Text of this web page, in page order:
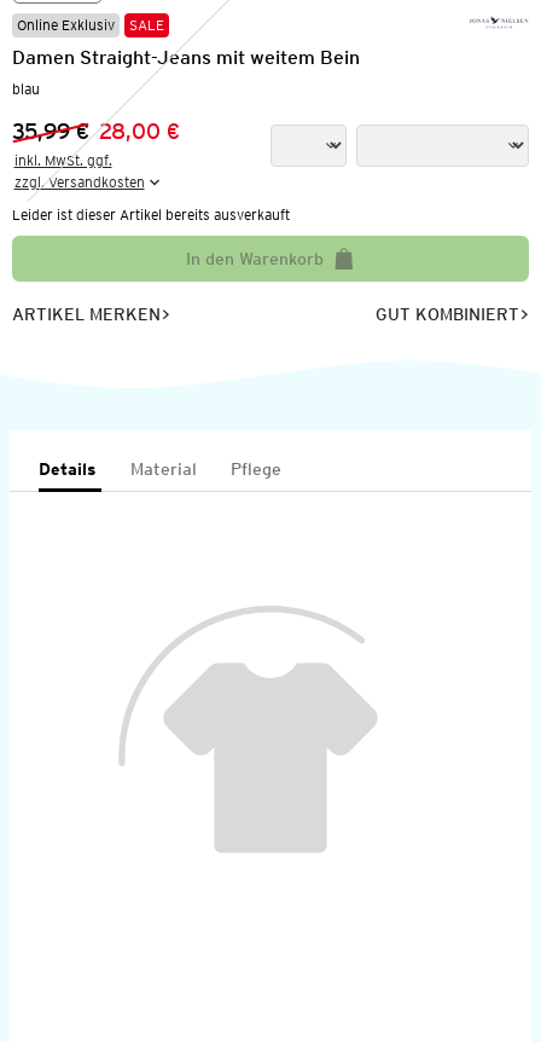
Online Exklusiv SALE
Damen Straight-Jeans mit weitem Bein
blau
Vorheriger Preis:
35,99 €
Neuer Preis:28,00 €
inkl. MwSt. ggf.
zzgl. Versandkosten
Leider ist dieser Artikel bereits ausverkauft
In den Warenkorb
ARTIKEL MERKEN GUT KOMBINIERT
Details Material Pflege